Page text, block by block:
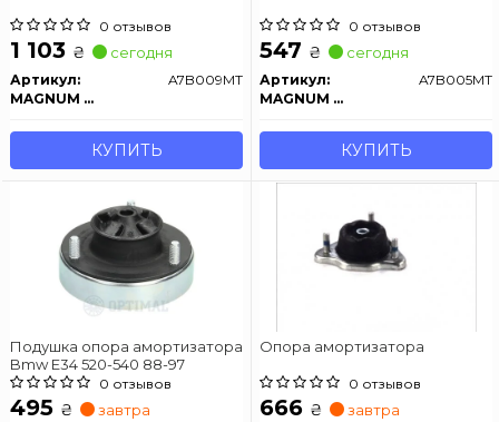
0 отзывов
1 103 ₴ сегодня
Артикул:
A7B009MT
MAGNUM TECHNOLOGY
КУПИТЬ
0 отзывов
547 ₴ сегодня
Артикул:
A7B005MT
MAGNUM TECHNOLOGY
КУПИТЬ
Подушка опора амортизатора
Bmw E34 520-540 88-97
0 отзывов
495 ₴ завтра
Опора амортизатора
0 отзывов
666 ₴ завтра